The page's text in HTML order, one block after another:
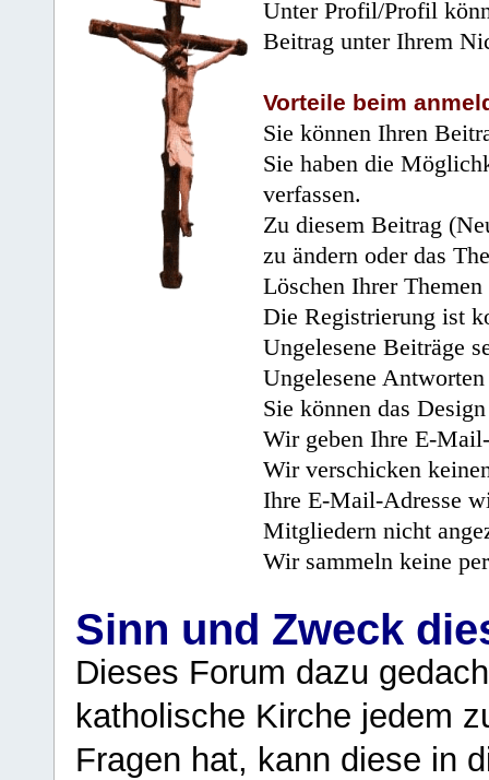
Unter Profil/Profil
Beitrag unter Ihrem
Vorteile beim
Sie können Ihren
Sie haben die
verfassen.
Zu diesem Beitrag
zu ändern oder das
Löschen Ihrer
Die Registrierung ist
Ungelesene Beiträge
Ungelesene
Sie können das
Wir geben Ihre E-
Wir verschicken
Ihre E-Mail-Adresse
Mitgliedern nicht
Wir sammeln keine
Sinn und Zweck
Dieses Forum dazu
katholische Kirche jedem
Fragen hat, kann diese in